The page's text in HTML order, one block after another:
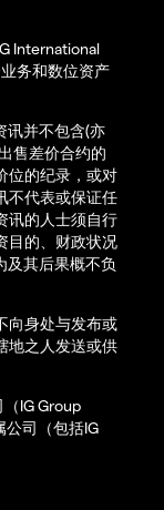
International
务和数位资产
讯并不包含(亦
售差价合约的
位的纪录，或对
不代表或保证任
讯的人士须自行
目的、财政状况
及其后果概不负
向身处与发布或
地之人发送或供
IG Group
公司（包括IG